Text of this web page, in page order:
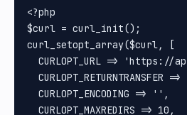
<?php
$curl = curl_init();
curl_setopt_array($curl, [
CURLOPT_URL => 'https://
CURLOPT_RETURNTRANSFER =>
  CURLOPT_ENCODING => '',
  CURLOPT_MAXREDIRS => 10,